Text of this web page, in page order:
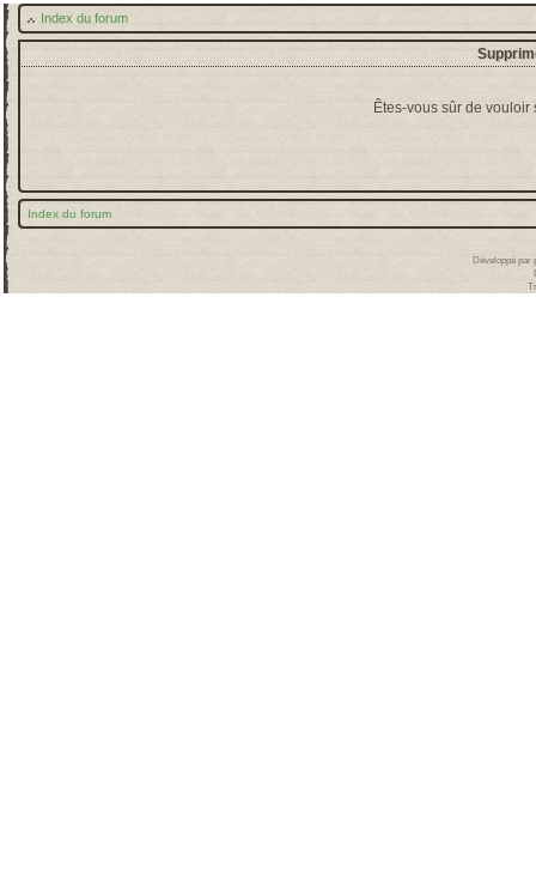
Index du forum
Êtes-vous sûr de
Index du forum
Développé par